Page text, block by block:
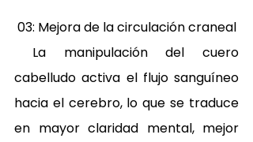
La manipulación del cuero
cabelludo activa el flujo sanguíneo
hacia el cerebro, lo que se traduce
en mayor claridad mental, mejor